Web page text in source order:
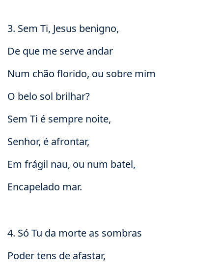
3. Sem Ti, Jesus benigno,
De que me serve andar
Num chão florido, ou sobre mim
O belo sol brilhar?
Sem Ti é sempre noite,
Senhor, é afrontar,
Em frágil nau, ou num batel,
Encapelado mar.
4. Só Tu da morte as sombras
Poder tens de afastar,